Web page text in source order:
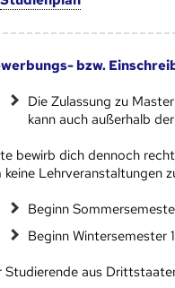
bzw.
Die Zulassung zu
kann auch außerhalb
bewirb dich dennoch
keine Lehrveranstaltungen
Beginn
Beginn Wintersemester
Studierende aus